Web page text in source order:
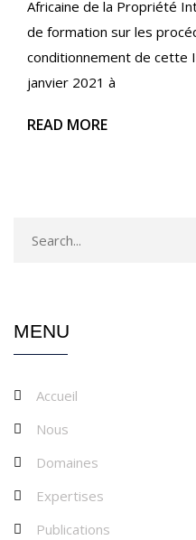
Africaine de la Propriété
de formation sur les
conditionnement de cette
janvier 2021 à
READ MORE
MENU
Accueil
Nous
Domaines
Expertises
Publications